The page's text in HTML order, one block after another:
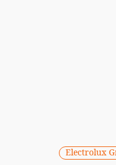
Electrolux